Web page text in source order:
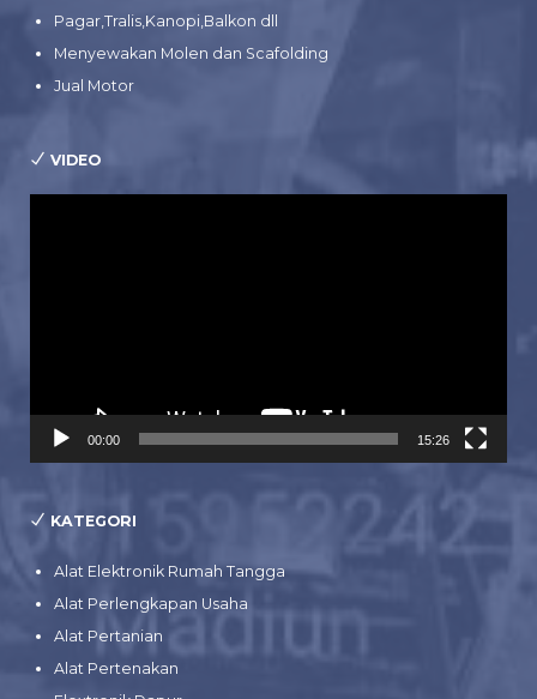
Pagar,Tralis,Kanopi,Balkon dll
Menyewakan Molen dan Scafolding
Jual Motor
VIDEO
00:00 15:26
KATEGORI
Alat Elektronik Rumah Tangga
Alat Perlengkapan Usaha
Alat Pertanian
Alat Pertenakan